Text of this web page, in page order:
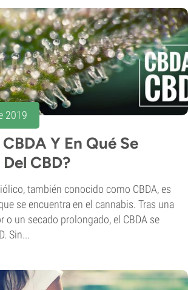
2019
Y En Qué Se
CBD?
también conocido como CBDA, es
se encuentra en el cannabis. Tras una
o un secado prolongado, el CBDA se
Sin...